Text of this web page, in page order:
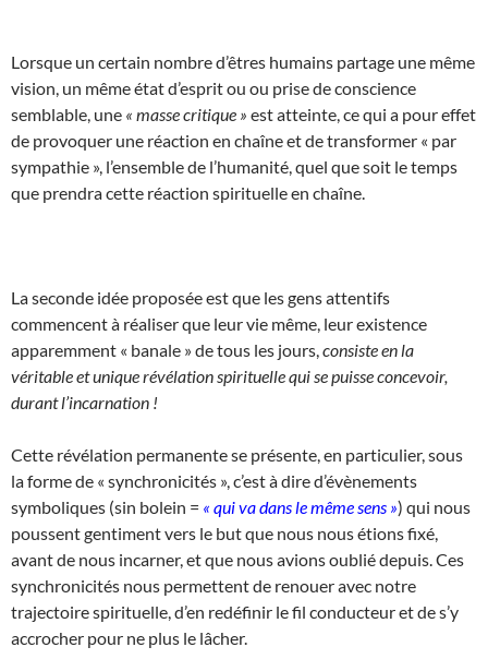
Lorsque un certain nombre d’êtres humains partage une même
vision, un même état d’esprit ou ou prise de conscience
semblable, une « masse critique » est atteinte, ce qui a pour effet
de provoquer une réaction en chaîne et de transformer « par
sympathie », l’ensemble de l’humanité, quel que soit le temps
que prendra cette réaction spirituelle en chaîne.
La seconde idée proposée est que les gens attentifs
commencent à réaliser que leur vie même, leur existence
apparemment « banale » de tous les jours, consiste en la
véritable et unique révélation spirituelle qui se puisse concevoir,
durant l’incarnation !
Cette révélation permanente se présente, en particulier, sous
la forme de « synchronicités », c’est à dire d’évènements
symboliques (sin bolein = « qui va dans le même sens ») qui nous
poussent gentiment vers le but que nous nous étions fixé,
avant de nous incarner, et que nous avions oublié depuis. Ces
synchronicités nous permettent de renouer avec notre
trajectoire spirituelle, d’en redéfinir le fil conducteur et de s’y
accrocher pour ne plus le lâcher.